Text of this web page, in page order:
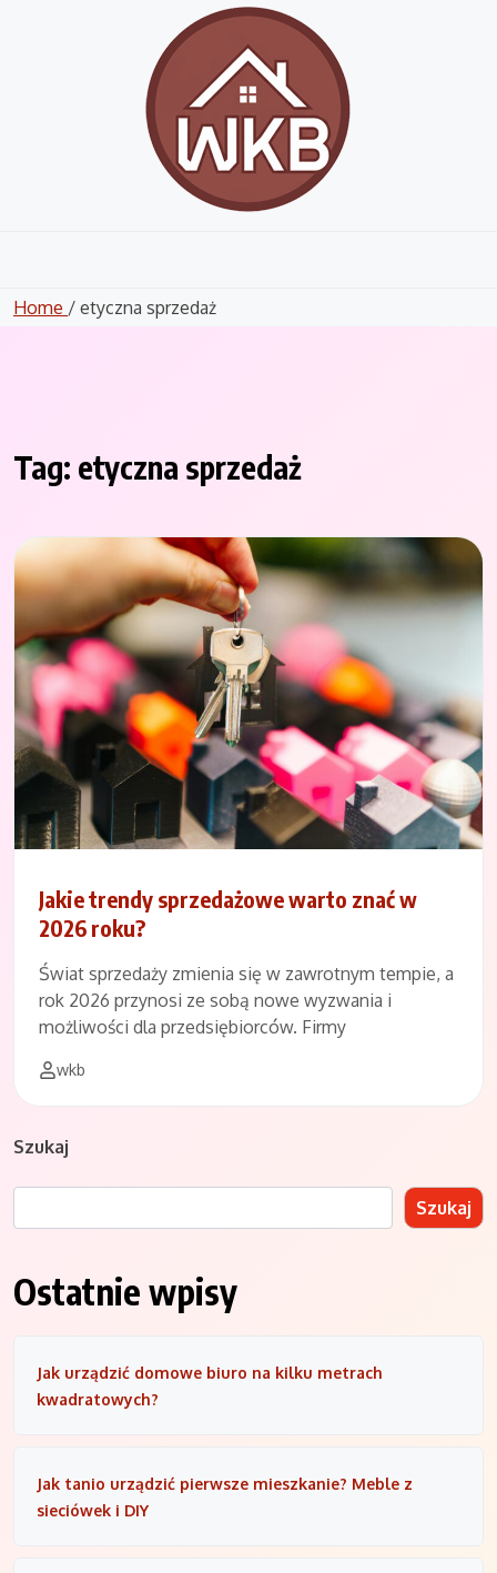
Home / etyczna sprzedaż
Tag: etyczna sprzedaż
Jakie trendy sprzedażowe warto znać w
2026 roku?
Świat sprzedaży zmienia się w zawrotnym tempie, a
rok 2026 przynosi ze sobą nowe wyzwania i
możliwości dla przedsiębiorców. Firmy
wkb
Szukaj
Szukaj
Ostatnie wpisy
Jak urządzić domowe biuro na kilku metrach
kwadratowych?
Jak tanio urządzić pierwsze mieszkanie? Meble z
sieciówek i DIY